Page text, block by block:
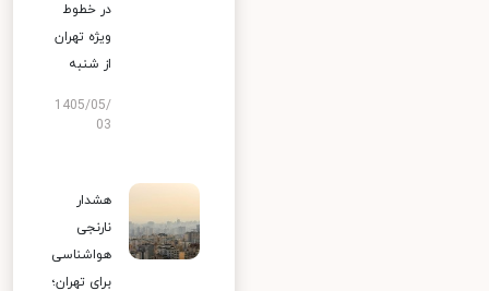
در خطوط
ویژه تهران
از شنبه
1405/05/
03
هشدار
نارنجی
هواشناسی
برای تهران؛